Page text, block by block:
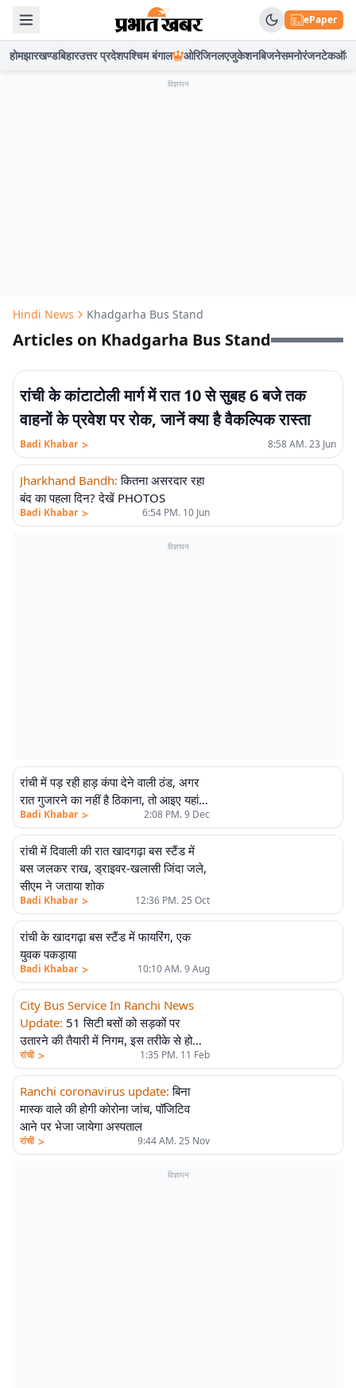
ePaper
होमझारखण्डबिहारउत्तर प्रदेशपश्चिम बंगाल ओरिजिनलएजुकेशनबिजनेसमनोरंजनटेकऑटो
विज्ञापन
Hindi News Khadgarha Bus Stand
Articles on Khadgarha Bus Stand
रांची के कांटाटोली मार्ग में रात 10 से सुबह 6 बजे तक
वाहनों के प्रवेश पर रोक, जानें क्या है वैकल्पिक रास्ता
Badi Khabar > 8:58 AM. 23 Jun
Jharkhand Bandh: कितना असरदार रहा
बंद का पहला दिन? देखें PHOTOS
Badi Khabar > 6:54 PM. 10 Jun
विज्ञापन
रांची में पड़ रही हाड़ कंपा देने वाली ठंड, अगर
रात गुजारने का नहीं है ठिकाना, तो आइए यहां…
Badi Khabar > 2:08 PM. 9 Dec
रांची में दिवाली की रात खादगढ़ा बस स्टैंड में
बस जलकर राख, ड्राइवर-खलासी जिंदा जले,
सीएम ने जताया शोक
Badi Khabar > 12:36 PM. 25 Oct
रांची के खादगढ़ा बस स्टैंड में फायरिंग, एक
युवक पकड़ाया
Badi Khabar > 10:10 AM. 9 Aug
City Bus Service In Ranchi News
Update: 51 सिटी बसों को सड़कों पर
उतारने की तैयारी में निगम, इस तरीके से होगा
सिटी बस का संचालन
रांची > 1:35 PM. 11 Feb
Ranchi coronavirus update: बिना
मास्क वाले की होगी कोरोना जांच, पॉजिटिव
आने पर भेजा जायेगा अस्पताल
रांची > 9:44 AM. 25 Nov
विज्ञापन